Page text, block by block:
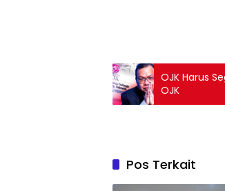
OJK Harus
OJK
Pos Terkait